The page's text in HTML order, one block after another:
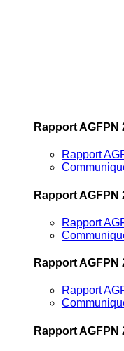
Rapport AGFPN
Rapport
Rapport AGFPN
Rapport
Rapport AGFPN
Rapport
Rapport AGFPN